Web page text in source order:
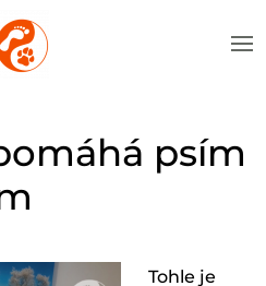
psím
Tohle je